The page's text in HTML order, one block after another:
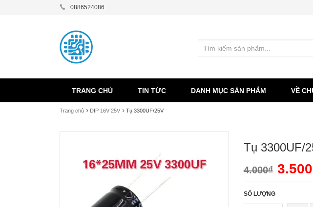
0886524086
TRANG CHỦ TIN TỨC DANH MỤC SẢN PHẨM VỀ
Trang chủ DIP 16V 25V Tụ 3300UF/25V
Tụ 3300UF/
4.000₫
SỐ LƯỢNG